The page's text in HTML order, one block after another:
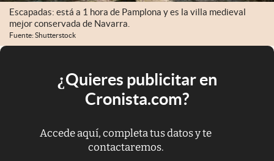
Escapadas: está a 1 hora de Pamplona y es la villa medieval
mejor conservada de Navarra.
Fuente: Shutterstock
¿Quieres publicitar en
Cronista.com?
Accede aquí, completa tus datos y te
contactaremos.